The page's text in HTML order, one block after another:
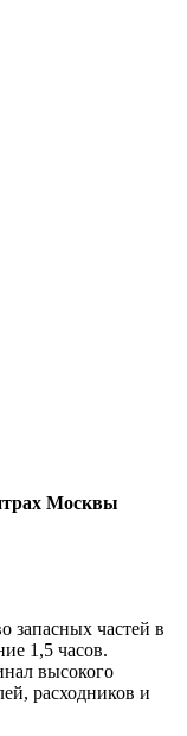
Москвы
запасных частей в
1,5 часов.
высокого
расходников и